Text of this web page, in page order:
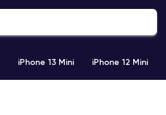
iPhone 13 Mini iPhone 12 Mini